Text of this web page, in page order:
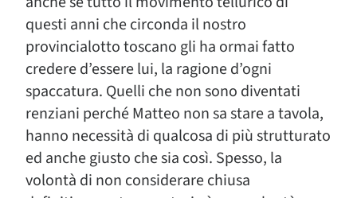
questi anni che circonda il nostro
provincialotto toscano gli ha ormai fatto
credere d’essere lui, la ragione d’ogni
spaccatura. Quelli che non sono diventati
renziani perché Matteo non sa stare a tavola,
hanno necessità di qualcosa di più strutturato
ed anche giusto che sia così. Spesso, la
volontà di non considerare chiusa